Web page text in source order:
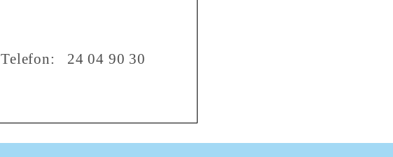
Telefon: 24 04 90 30